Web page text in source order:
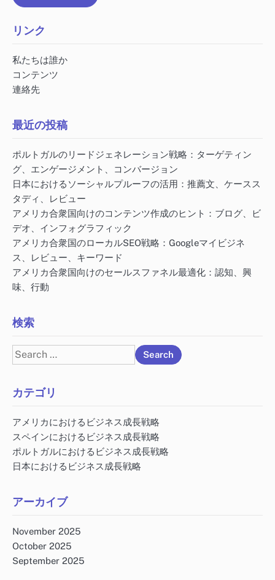
リンク
私たちは誰か
コンテンツ
連絡先
最近の投稿
ポルトガルのリードジェネレーション戦略：ターゲティン
グ、エンゲージメント、コンバージョン
日本におけるソーシャルプルーフの活用：推薦文、ケースス
タディ、レビュー
アメリカ合衆国向けのコンテンツ作成のヒント：ブログ、ビ
デオ、インフォグラフィック
アメリカ合衆国のローカルSEO戦略：Googleマイビジネ
ス、レビュー、キーワード
アメリカ合衆国向けのセールスファネル最適化：認知、興
味、行動
検索
Search
for:
カテゴリ
アメリカにおけるビジネス成長戦略
スペインにおけるビジネス成長戦略
ポルトガルにおけるビジネス成長戦略
日本におけるビジネス成長戦略
アーカイブ
November 2025
October 2025
September 2025